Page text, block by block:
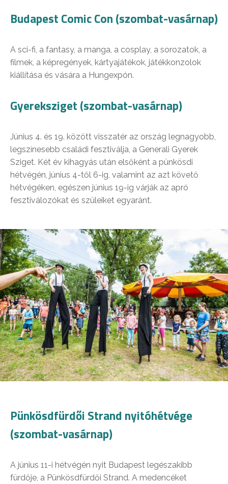
Budapest Comic Con (szombat-vasárnap)
A sci-fi, a fantasy, a manga, a cosplay, a sorozatok, a
filmek, a képregények, kártyajátékok, játékkonzolok
kiállítása és vására a Hungexpón.
Gyereksziget (szombat-vasárnap)
Június 4. és 19. között visszatér az ország legnagyobb,
legszínesebb családi fesztiválja, a Generali Gyerek
Sziget. Két év kihagyás után elsőként a pünkösdi
hétvégén, június 4-től 6-ig, valamint az azt követő
hétvégéken, egészen június 19-ig várják az apró
fesztiválozókat és szüleiket egyaránt.
Pünkösdfürdői Strand nyitóhétvége
(szombat-vasárnap)
A június 11-i hétvégén nyit Budapest legészakibb
fürdője, a Pünkösdfürdői Strand. A medencéket